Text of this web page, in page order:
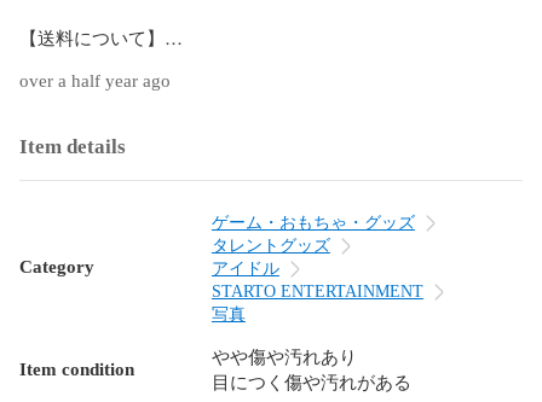
【送料について】
当店ではご注文の配送料はお客様負担となります。
ただくか、画面下部にございます「送料」の項目をご覧くだ
商品は店頭、他サイトと在庫を共有しております。そのため
注文後に在庫を確保できない場合がございます。
す。
over a half year ago
Item details
Category
ゲーム・おもちゃ・グッズ
タレントグッズ
アイドル
STARTO ENTERTAINMENT
写真
Item condition
やや傷や汚れあり
目につく傷や汚れがある